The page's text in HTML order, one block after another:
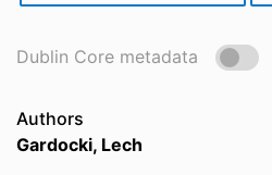
Dublin Core metadata
Authors
Gardocki, Lech